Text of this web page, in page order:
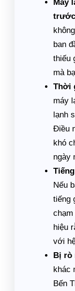
Máy
trước
ban
thiếu
mà
Thời
máy
lạnh
Điều
khó
ngày
Nếu
tiếng
hiệu
với
Bị rò
khác
Bến